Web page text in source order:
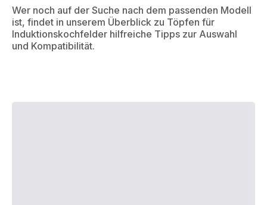
Wer noch auf der Suche nach dem passenden Modell
ist, findet in unserem Überblick zu Töpfen für
Induktionskochfelder hilfreiche Tipps zur Auswahl
und Kompatibilität.